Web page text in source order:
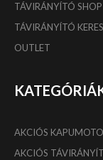
TÁVIRÁNYÍTÓ SHOP
TÁVIRÁNYÍTÓ
OUTLET
AKCIÓS
AKCIÓS